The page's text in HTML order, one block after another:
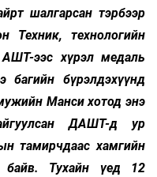
шалгарсан тэрбээр
Техник, технологийн
ээс хүрэл медаль
багийн бүрэлдэхүүнд
Манси хотод энэ
ДАШТ-д ур
тамирчдаас хамгийн
байв. Тухайн үед 12